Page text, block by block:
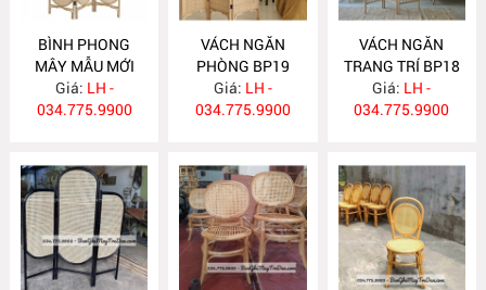
BÌNH PHONG
MÂY MẪU MỚI
BP20
Giá: LH -
034.775.9900
VÁCH NGĂN
PHÒNG BP19
Giá: LH -
034.775.9900
VÁCH NGĂN
TRANG TRÍ BP18
Giá: LH -
034.775.9900